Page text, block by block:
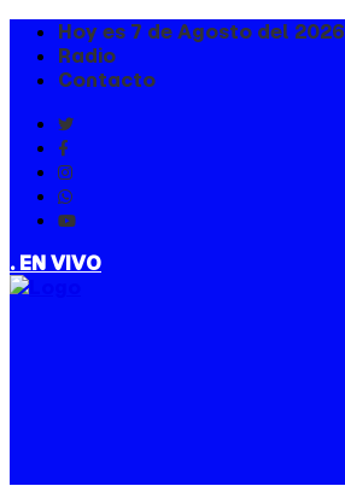
Hoy es 7 de Agosto del 2026
Radio
Contacto
. EN VIVO